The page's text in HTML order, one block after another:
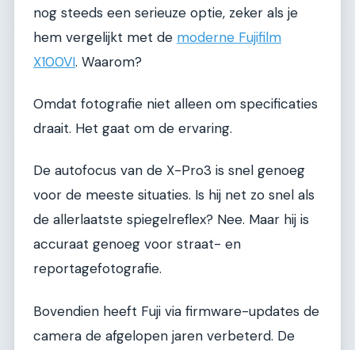
nog steeds een serieuze optie, zeker als je
hem vergelijkt met de moderne Fujifilm
X100VI. Waarom?
Omdat fotografie niet alleen om specificaties
draait. Het gaat om de ervaring.
De autofocus van de X-Pro3 is snel genoeg
voor de meeste situaties. Is hij net zo snel als
de allerlaatste spiegelreflex? Nee. Maar hij is
accuraat genoeg voor straat- en
reportagefotografie.
Bovendien heeft Fuji via firmware-updates de
camera de afgelopen jaren verbeterd. De